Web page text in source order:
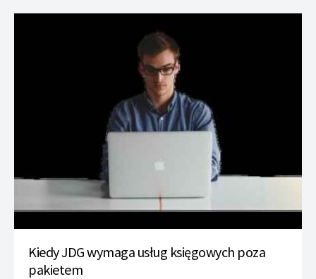
Kiedy JDG wymaga usług księgowych poza
pakietem